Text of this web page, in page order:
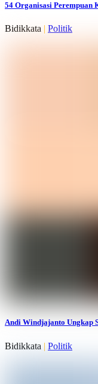
54 Organisasi
Bidikkata | Politik
Andi Windjajanto Ungkap
Bidikkata | Politik